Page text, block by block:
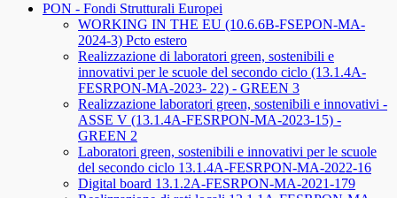
PON - Fondi Strutturali Europei
WORKING IN THE EU (10.6.6B-FSEPON-MA-
2024-3) Pcto estero
Realizzazione di laboratori green, sostenibili e
innovativi per le scuole del secondo ciclo (13.1.4A-
FESRPON-MA-2023- 22) - GREEN 3
Realizzazione laboratori green, sostenibili e innovativi -
ASSE V (13.1.4A-FESRPON-MA-2023-15) -
GREEN 2
Laboratori green, sostenibili e innovativi per le scuole
del secondo ciclo 13.1.4A-FESRPON-MA-2022-16
Digital board 13.1.2A-FESRPON-MA-2021-179